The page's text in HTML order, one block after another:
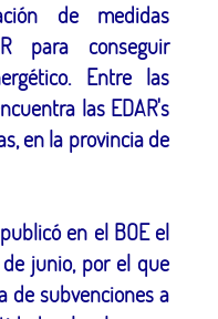
de medidas
para conseguir
Entre las
las EDAR's
en la provincia de
en el BOE el
de junio, por el que
de subvenciones a